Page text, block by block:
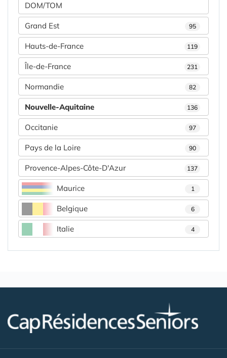
DOM/TOM
Grand Est 95
Hauts-de-France 119
Île-de-France 231
Normandie 82
Nouvelle-Aquitaine 136
Occitanie 97
Pays de la Loire 90
Provence-Alpes-Côte-D'Azur 137
Maurice 1
Belgique 6
Italie 4